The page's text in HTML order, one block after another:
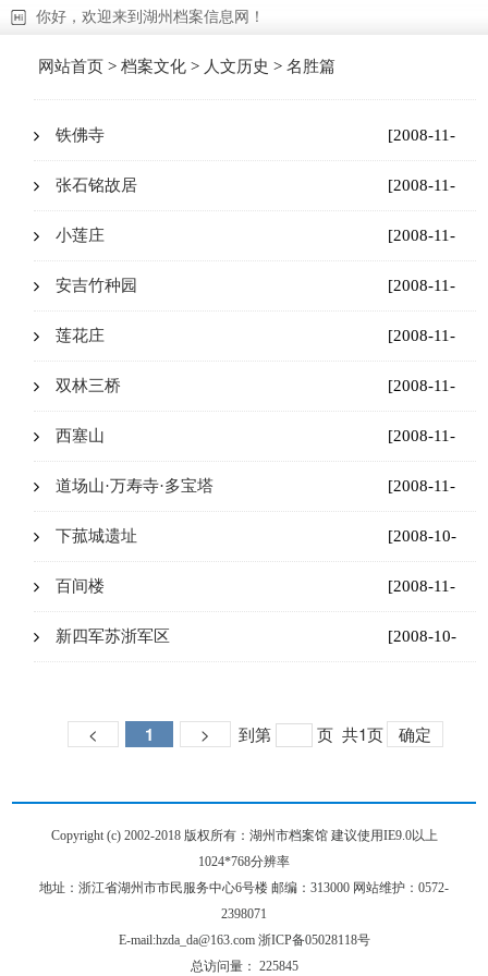
你好，欢迎来到湖州档案信息网！
网站首页 >档案文化 > 人文历史 >名胜篇
铁佛寺 [2008-11-
18]
张石铭故居 [2008-11-
18]
小莲庄 [2008-11-
18]
安吉竹种园 [2008-11-
18]
莲花庄 [2008-11-
24]
双林三桥 [2008-11-
18]
西塞山 [2008-11-
18]
道场山·万寿寺·多宝塔 [2008-11-
18]
下菰城遗址 [2008-10-
31]
百间楼 [2008-11-
18]
新四军苏浙军区 [2008-10-
< 1 > 到第 页 共1页 确定
Copyright (c) 2002-2018 版权所有：湖州市档案馆 建议使用IE9.0以上
1024*768分辨率
地址：浙江省湖州市市民服务中心6号楼 邮编：313000 网站维护：0572-
2398071
E-mail:hzda_da@163.com 浙ICP备05028118号
总访问量： 225845